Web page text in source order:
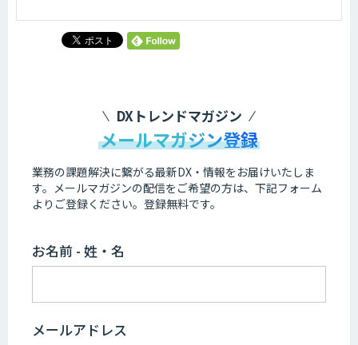
DXトレンドマガジン
メールマガジン登録
業務の課題解決に繋がる最新DX・情報をお届けいたしま
す。 メールマガジンの配信をご希望の方は、下記フォーム
よりご登録ください。登録無料です。
お名前 - 姓・名
メールアドレス